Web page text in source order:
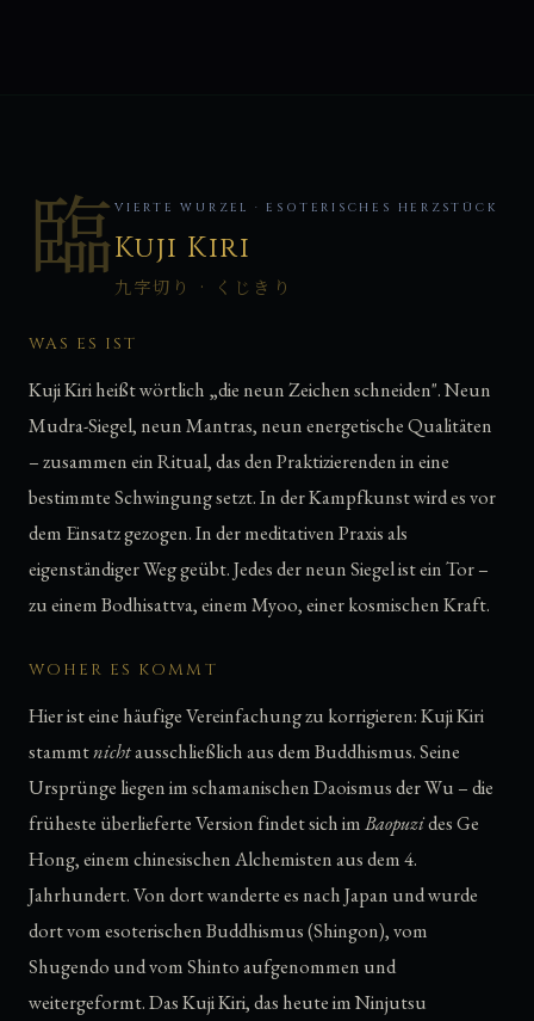
臨 VIERTE WURZEL · ESOTERISCHES HERZSTÜCK
Kuji Kiri
九字切り · くじきり
WAS ES IST
Kuji Kiri heißt wörtlich „die neun Zeichen schneiden". Neun
Mudra-Siegel, neun Mantras, neun energetische Qualitäten
– zusammen ein Ritual, das den Praktizierenden in eine
bestimmte Schwingung setzt. In der Kampfkunst wird es vor
dem Einsatz gezogen. In der meditativen Praxis als
eigenständiger Weg geübt. Jedes der neun Siegel ist ein Tor –
zu einem Bodhisattva, einem Myoo, einer kosmischen Kraft.
WOHER ES KOMMT
Hier ist eine häufige Vereinfachung zu korrigieren: Kuji Kiri
stammtnichtausschließlich aus dem Buddhismus. Seine
Ursprünge liegen im schamanischen Daoismus der Wu – die
früheste überlieferte Version findet sich imBaopuzides Ge
Hong, einem chinesischen Alchemisten aus dem 4.
Jahrhundert. Von dort wanderte es nach Japan und wurde
dort vom esoterischen Buddhismus (Shingon), vom
Shugendo und vom Shinto aufgenommen und
weitergeformt. Das Kuji Kiri, das heute im Ninjutsu